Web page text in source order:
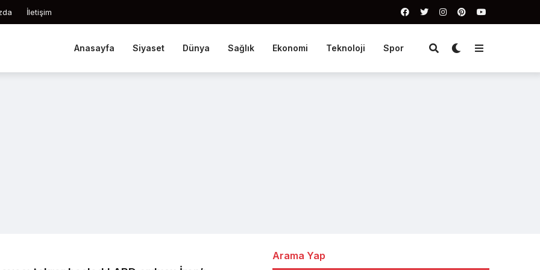
İletişim
Anasayfa Siyaset Dünya Sağlık Ekonomi Teknoloji Spor
Arama Yap